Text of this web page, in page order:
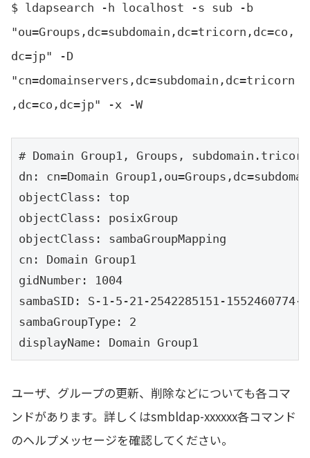
sambaPwdCanChange: 0
sambaPwdMustChange: 2147483647
displayName: toda
sambaAcctFlags: [UX]
sambaLMPassword: XXX
sambaPrimaryGroupSID: S-1-5-21-
sambaNTPassword: XXX
sambaLogonScript: logon.bat
sambaProfilePath: \\PDC-SRV\profiles\toda
sambaHomePath: \\PDC-SRV\toda
sambaHomeDrive: H:
$ ldapsearch -h localhost -s sub -b
"ou=Groups,dc=subdomain,dc=tricorn,dc=co,
dc=jp" -D
"cn=domainservers,dc=subdomain,dc=tricorn
,dc=co,dc=jp" -x -W
# Domain Group1, Groups,
dn: cn=Domain
objectClass: top
objectClass: posixGroup
objectClass: sambaGroupMapping
cn: Domain Group1
gidNumber: 1004
sambaSID: S-1-5-21-2542285151-1552460774-
sambaGroupType: 2
displayName: Domain Group1
ユーザ、グループの更新、削除などについても各コマ
ンドがあります。詳しくはsmbldap-xxxxxx各コマンド
のヘルプメッセージを確認してください。